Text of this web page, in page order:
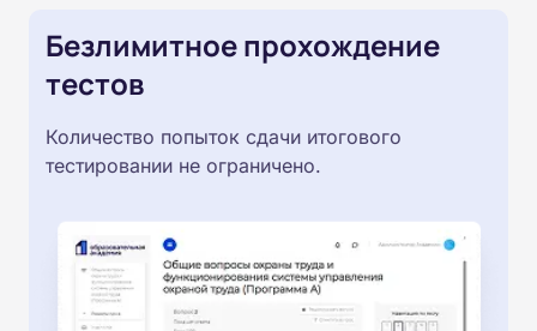
Безлимитное прохождение
тестов
Количество попыток сдачи итогового
тестировании не ограничено.